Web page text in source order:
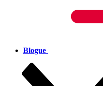
Blogue